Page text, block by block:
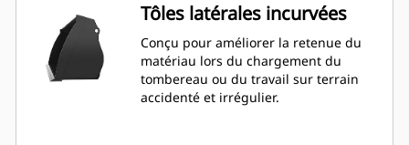
Tôles latérales incurvées
Conçu pour améliorer la retenue du
matériau lors du chargement du
tombereau ou du travail sur terrain
accidenté et irrégulier.